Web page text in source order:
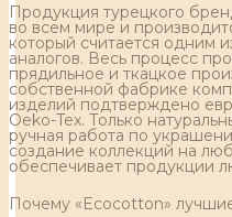
Продукция турецкого
во всем мире и
который считается одним
аналогов. Весь процесс
прядильное и ткацкое
собственной фабрике
изделий подтверждено
Oeko-Tex. Только
ручная работа по
создание коллекций на
обеспечивает продукции
Почему «Ecocotton»